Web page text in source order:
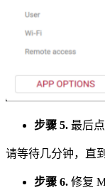
步骤 5. 最后
请等待几分钟，直
步骤 6. 修复